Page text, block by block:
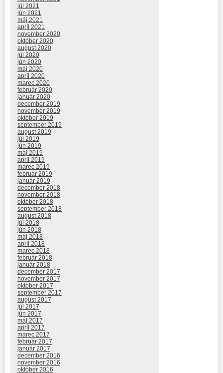
júl 2021
jún 2021
máj 2021
apríl 2021
november 2020
október 2020
august 2020
júl 2020
jún 2020
máj 2020
apríl 2020
marec 2020
február 2020
január 2020
december 2019
november 2019
október 2019
september 2019
august 2019
júl 2019
jún 2019
máj 2019
apríl 2019
marec 2019
február 2019
január 2019
december 2018
november 2018
október 2018
september 2018
august 2018
júl 2018
jún 2018
máj 2018
apríl 2018
marec 2018
február 2018
január 2018
december 2017
november 2017
október 2017
september 2017
august 2017
júl 2017
jún 2017
máj 2017
apríl 2017
marec 2017
február 2017
január 2017
december 2016
november 2016
október 2016